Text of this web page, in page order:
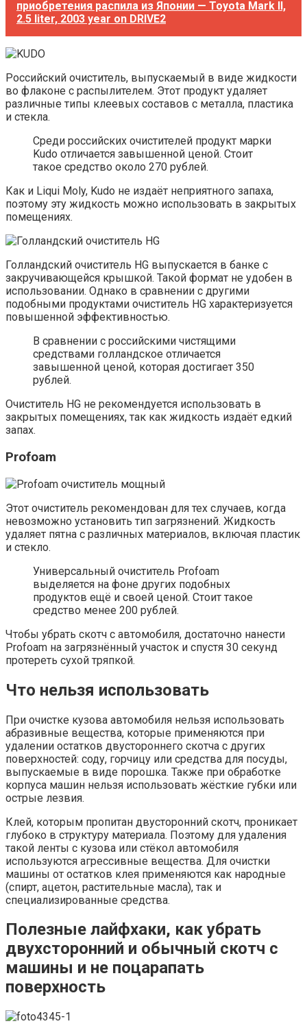
приобретения распила из Японии — Toyota Mark II,
2.5 liter, 2003 year on DRIVE2
Российский очиститель, выпускаемый в виде жидкости
во флаконе с распылителем. Этот продукт удаляет
различные типы клеевых составов с металла, пластика
и стекла.
Среди российских очистителей продукт марки
Kudo отличается завышенной ценой. Стоит
такое средство около 270 рублей.
Как и Liqui Moly, Kudo не издаёт неприятного запаха,
поэтому эту жидкость можно использовать в закрытых
помещениях.
Голландский очиститель HG выпускается в банке с
закручивающейся крышкой. Такой формат не удобен в
использовании. Однако в сравнении с другими
подобными продуктами очиститель HG характеризуется
повышенной эффективностью.
В сравнении с российскими чистящими
средствами голландское отличается
завышенной ценой, которая достигает 350
рублей.
Очиститель HG не рекомендуется использовать в
закрытых помещениях, так как жидкость издаёт едкий
запах.
Profoam
Этот очиститель рекомендован для тех случаев, когда
невозможно установить тип загрязнений. Жидкость
удаляет пятна с различных материалов, включая пластик
и стекло.
Универсальный очиститель Profoam
выделяется на фоне других подобных
продуктов ещё и своей ценой. Стоит такое
средство менее 200 рублей.
Чтобы убрать скотч с автомобиля, достаточно нанести
Profoam на загрязнённый участок и спустя 30 секунд
протереть сухой тряпкой.
Что нельзя использовать
При очистке кузова автомобиля нельзя использовать
абразивные вещества, которые применяются при
удалении остатков двустороннего скотча с других
поверхностей: соду, горчицу или средства для посуды,
выпускаемые в виде порошка. Также при обработке
корпуса машин нельзя использовать жёсткие губки или
острые лезвия.
Клей, которым пропитан двусторонний скотч, проникает
глубоко в структуру материала. Поэтому для удаления
такой ленты с кузова или стёкол автомобиля
используются агрессивные вещества. Для очистки
машины от остатков клея применяются как народные
(спирт, ацетон, растительные масла), так и
специализированные средства.
Полезные лайфхаки, как убрать
двухсторонний и обычный скотч с
машины и не поцарапать
поверхность